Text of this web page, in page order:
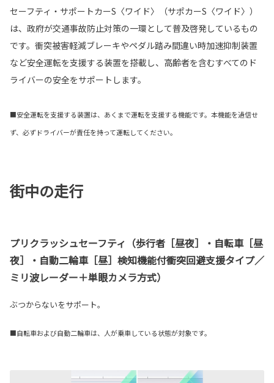
セーフティ・サポートカーS〈ワイド〉（サポカーS〈ワイド〉）
は、政府が交通事故防止対策の一環として普及啓発しているもの
です。衝突被害軽減ブレーキやペダル踏み間違い時加速抑制装置
など安全運転を支援する装置を搭載し、高齢者を含むすべてのド
ライバーの安全をサポートします。
■安全運転を支援する装置は、あくまで運転を支援する機能です。本機能を過信せ
ず、必ずドライバーが責任を持って運転してください。
街中の走行
プリクラッシュセーフティ（歩行者［昼夜］・自転車［昼
夜］・自動二輪車［昼］検知機能付衝突回避支援タイプ／
ミリ波レーダー＋単眼カメラ方式）
ぶつからないをサポート。
■自転車および自動二輪車は、人が乗車している状態が対象です。